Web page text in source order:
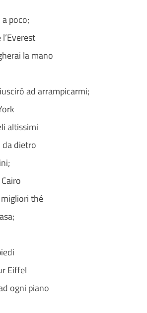
poco;
la mano
ad arrampicarmi;
altissimi
da dietro
thé
Eiffel
ogni piano